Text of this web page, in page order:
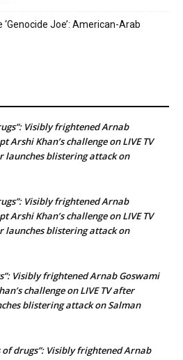
‘Genocide Joe’: American-Arab
Visibly frightened Arnab
Arshi Khan’s challenge on LIVE TV
launches blistering attack on
Visibly frightened Arnab
Arshi Khan’s challenge on LIVE TV
launches blistering attack on
Visibly frightened Arnab Goswami
challenge on LIVE TV after
blistering attack on Salman
of drugs”: Visibly frightened Arnab